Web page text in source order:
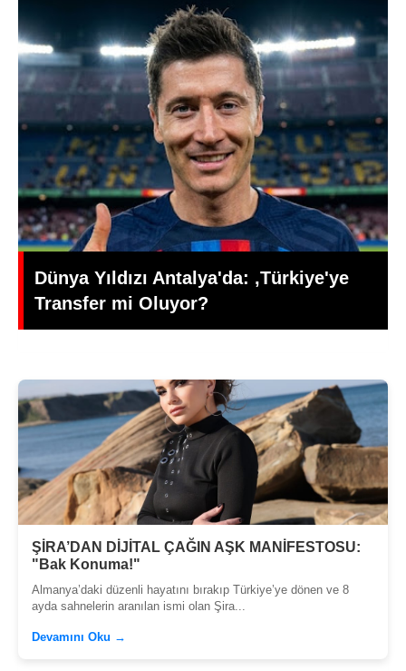
Edebiyat ve Psikoloji Dünyasının
Üretken İsmi: Büşra Öztürk
ŞİRA’DAN DİJİTAL ÇAĞIN AŞK MANİFESTOSU:
"Bak Konuma!"
Almanya’daki düzenli hayatını bırakıp Türkiye’ye dönen ve 8
ayda sahnelerin aranılan ismi olan Şira...
Devamını Oku →